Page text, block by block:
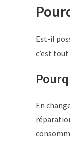
Est-il
c’est
En